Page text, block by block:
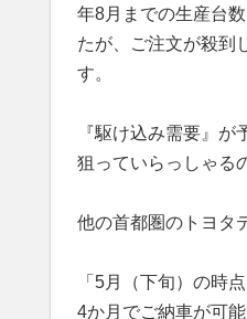
年8月までの生産台
たが、ご注文が殺到
す。
『駆け込み需要』
狙っていらっしゃる
他の首都圏のトヨタ
「5月（下旬）の時
4か月でご納車が可能